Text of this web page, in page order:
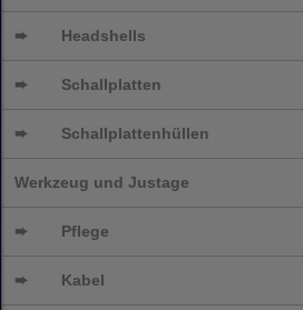
➨ Headshells
➨ Schallplatten
➨ Schallplattenhüllen
Werkzeug und Justage
➨ Pflege
➨ Kabel